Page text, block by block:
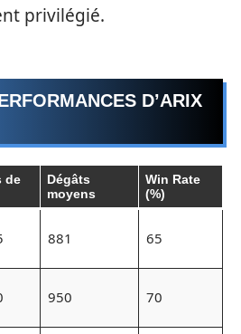
privilégié.
D’ARIX
de
Dégâts
moyens
Win Rate
(%)
881 65
950 70